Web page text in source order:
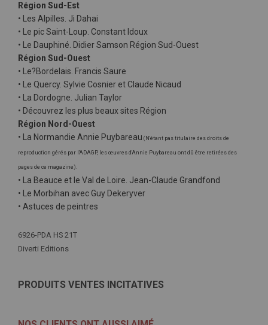
Région Sud-Est
• Les Alpilles. Ji Dahai
• Le pic Saint-Loup. Constant Idoux
• Le Dauphiné. Didier Samson Région Sud-Ouest
Région Sud-Ouest
• Le?Bordelais. Francis Saure
• Le Quercy. Sylvie Cosnier et Claude Nicaud
• La Dordogne. Julian Taylor
• Découvrez les plus beaux sites Région
Région Nord-Ouest
• La Normandie Annie Puybareau (N'étant pas titulaire des droits de
reproduction gérés par l'ADAGP, les œuvres d'Annie Puybareau ont dû être retirées des
pages de ce magazine).
• La Beauce et le Val de Loire. Jean-Claude Grandfond
• Le Morbihan avec Guy Dekeryver
• Astuces de peintres
Plus
d'infos
6926-PDA HS 21T
Diverti Editions
PRODUITS VENTES INCITATIVES